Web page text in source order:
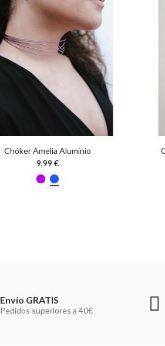
Chóker Amelia Aluminio
9,99 €
Envío GRATIS
Pedidos superiores a 40€